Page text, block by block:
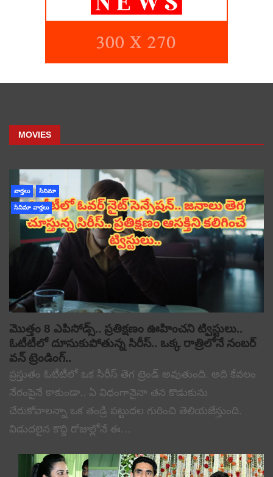
MOVIES
వార్తలు సినిమా
సినిమా వార్తలు
మొత్తం 8 ఎపిసోడ్స్.. ప్రతిక్షణం ఊహించని ట్విస్టులు..
ఓటీటీలో దూసుకుపోతున్న సిరీస్.. ఒక్క రాత్రిలోనే నంబర్
వన్ ట్రెండింగ్..
ప్రస్తుతం ఓటీటీలో ఒక సిరీస్ తెగ ట్రెండ్ అవుతుంది. అది కేవలం
నేరంపైనే కాకుండా.. ఏ విధంగానైనా తన కొడుకును
చేరుకోవాలన్నా ఒక తండ్రి పట్టుదల గురించి తెలియజేస్తుంది.
విడుదలైన కొద్ది రోజుల్లోనే ఈ…